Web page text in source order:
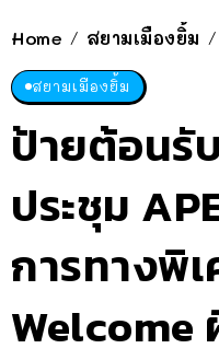
Home / สยามเมืองยิ้ม /
สยามเมืองยิ้ม
ป้ายต้อนรั
ประชุม
การทางพิ
Welcome